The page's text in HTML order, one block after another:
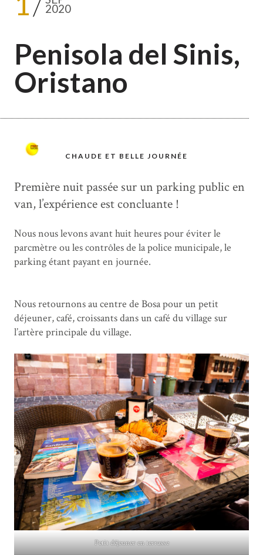
2020
Penisola del Sinis,
Oristano
CHAUDE ET BELLE JOURNÉE
Première nuit passée sur un parking public en
van, l’expérience est concluante !
Nous nous levons avant huit heures pour éviter le
parcmètre ou les contrôles de la police municipale, le
parking étant payant en journée.
Nous retournons au centre de Bosa pour un petit
déjeuner, café, croissants dans un café du village sur
l’artère principale du village.
Petit déjeuner en terrasse